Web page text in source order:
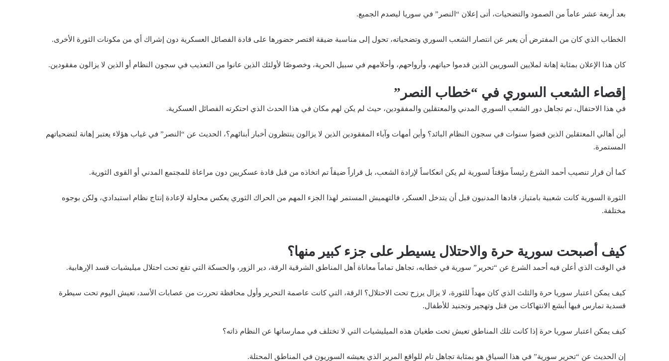
بعد أربعة عشر عاماً من الصمود والتضحيات، أتى إعلان “النصر” في سوريا ليصدم الجميع.
الخطاب الذي كان من المفترض أن يعبر عن انتصار الشعب السوري وتضحياته، تحول إلى مناسبة ضيقة اقتصر حضورها على قادة الفصائل العسكرية دون إشراك أي من مكونات الثورة الأخرى.
كان هذا الإعلان بمثابة إهانة لملايين السوريين الذين قدموا حياتهم، وأرواحهم، وأحلامهم في سبيل الحرية، وخصوصًا لأولئك الذين عانوا من التعذيب في سجون النظام أو الذين لا يزالون مفقودين.
إقصاء الشعب السوري في “خطاب النصر”
في هذا الاحتفال، تم تجاهل دور الشعب السوري المدني والمعتقلين والمفقودين، حيث لم يكن لهم مكان في هذا الحدث الذي احتكرته الفصائل العسكرية.
أين أهالي المعتقلين الذين قضوا سنوات في سجون النظام البائد؟ وأين أمهات وآباء المفقودين الذين لا يزالون ينتظرون أخبار أبنائهم؟، الحديث عن “النصر” في غياب هؤلاء يعتبر إهانة لتضحياتهم
المستمرة.
كما أن قرار تنصيب أحمد الشرع رئيساً مؤقتاً لسورية لم يكن انعكاساً لإرادة الشعب، بل قراراً ضيقاً تم اتخاذه من قبل قادة عسكريين دون مراعاة للمجتمع المدني أو القوى الثورية.
الثورة السورية كانت شعبية بامتياز، قادها المدنيون قبل أن يتدخل العسكر، فالتهميش المستمر لهذا الجزء المهم من الحراك الثوري يعكس محاولة لإعادة إنتاج نظام استبدادي، ولكن بوجوه
مختلفة.
كيف أصبحت سورية حرة والاحتلال يسيطر على جزء كبير منها؟
في الوقت الذي أعلن فيه أحمد الشرع عن “تحرير” سورية في خطابه، تجاهل تماماً معاناة أهل المناطق الشرقية الرقة، دير الزور ، و الحسكة التي تقع تحت احتلال ميليشيات قسد الإرهابية.
كيف يمكن اعتبار سوريا حرة والثلث الذي كان مهداً للثورة، لا يزال يرزح تحت الاحتلال؟ الرقة، التي كانت عاصمة التحرير وأول محافظة تحررت من عصابات الأسد، تعيش اليوم تحت سيطرة
قسدية تمارس فيها أبشع الانتهاكات من قتل وتهجير وتجنيد للأطفال.
كيف يمكن اعتبار سوريا حرة إذا كانت تلك المناطق تعيش تحت طغيان هذه الميليشيات التي لا تختلف في ممارساتها عن النظام ذاته؟
إن الحديث عن “تحرير سورية” في هذا السياق هو بمثابة تجاهل تام للواقع المرير الذي يعيشه السوريون في المناطق المحتلة.